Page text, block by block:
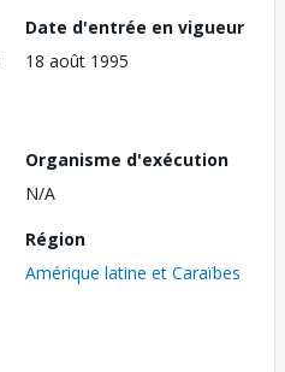
Date d'entrée en vigueur
18 août 1995
Organisme d'exécution
N/A
Région
Amérique latine et Caraïbes